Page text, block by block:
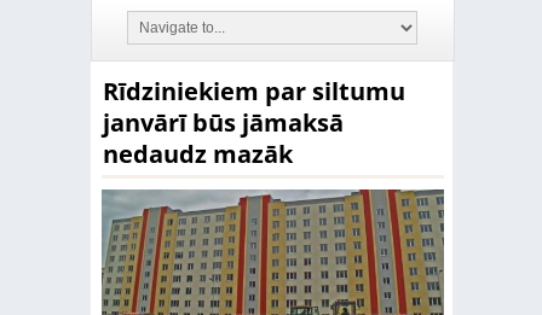
Rīdziniekiem par siltumu
janvārī būs jāmaksā
nedaudz mazāk